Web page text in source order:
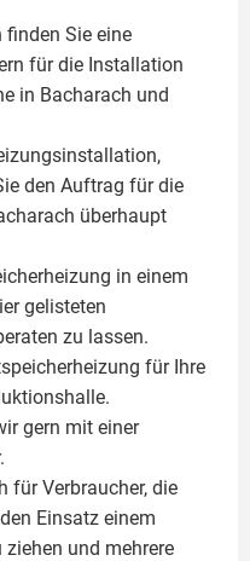
Sie eine
für die Installation
in Bacharach und
den Auftrag für die
überhaupt
in einem
gelisteten
zu lassen.
für Ihre
gern mit einer
für Verbraucher, die
Einsatz einem
und mehrere